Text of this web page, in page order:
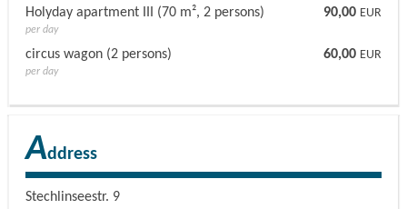
Holyday apartment III (70 m², 2 persons) 90,00 EUR
per day
circus wagon (2 persons) 60,00 EUR
per day
Address
Stechlinseestr. 9